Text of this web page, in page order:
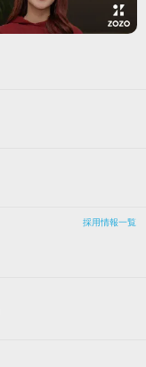
採用情報一覧